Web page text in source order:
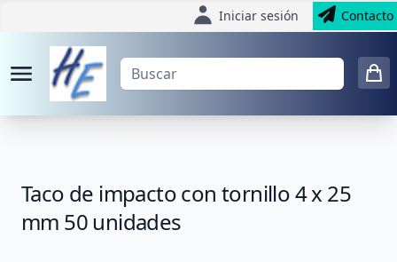
Iniciar sesión Contacto
Taco de impacto con tornillo 4 x 25
mm 50 unidades